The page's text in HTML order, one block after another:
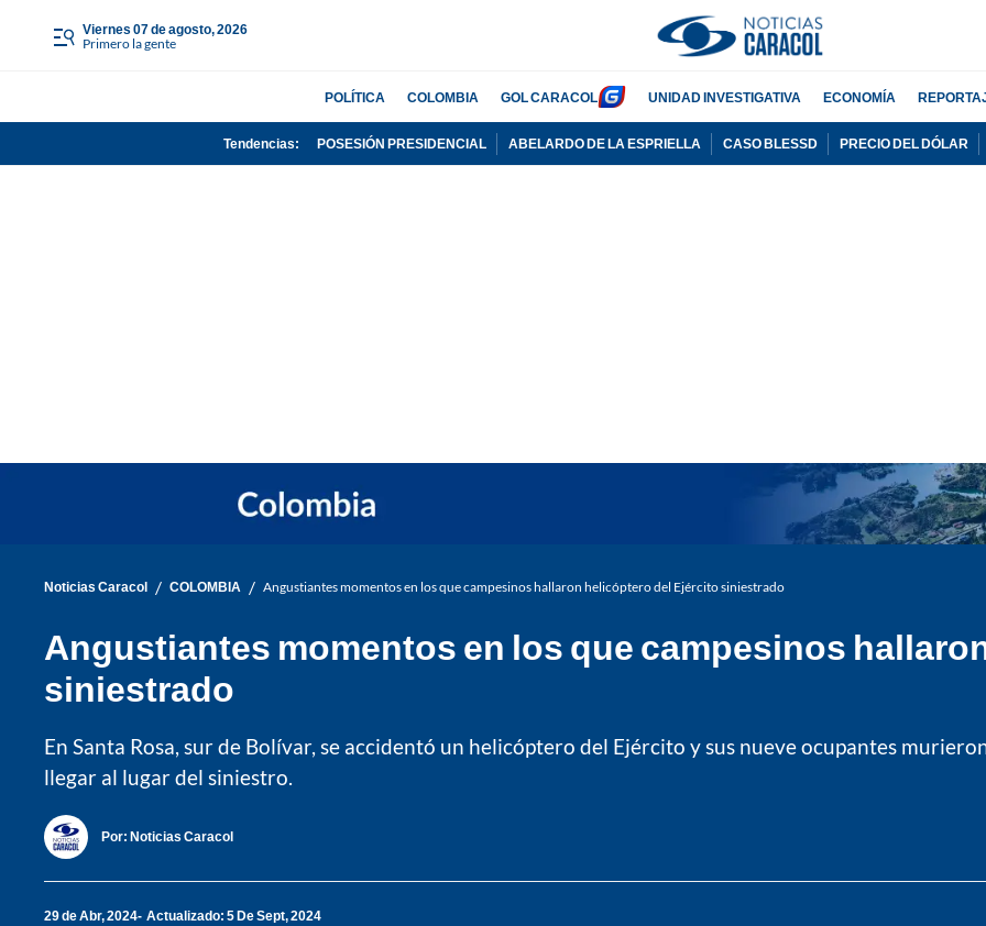
viernes 07 de agosto, 2026
Primero la gente
POLÍTICA COLOMBIA GOL CARACOL UNIDAD INVESTIGATIVA ECONOMÍA
Tendencias: POSESIÓN PRESIDENCIAL ABELARDO DE LA ESPRIELLA CASO BLESSD PRECIO DEL DÓLAR
Noticias Caracol / COLOMBIA / Angustiantes momentos en los que campesinos hallaron helicóptero del Ejército siniestrado
Angustiantes momentos en los que campesinos
siniestrado
En Santa Rosa, sur de Bolívar, se accidentó un helicóptero del Ejército y sus nueve ocupantes
llegar al lugar del siniestro.
Por: Noticias Caracol
29 de Abr, 2024 Actualizado: 5 De Sept, 2024